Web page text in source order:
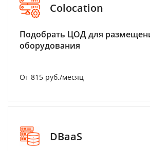
Colocation
Подобрать ЦОД для
оборудования
От 815 руб./месяц
DBaaS